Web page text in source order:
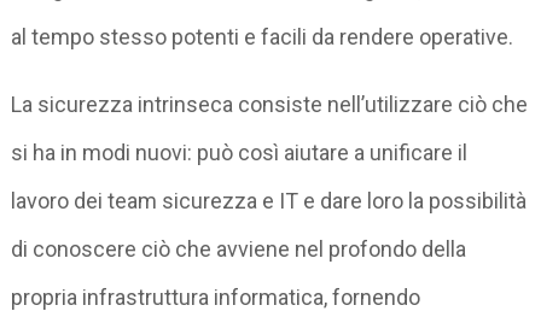
al tempo stesso potenti e facili da rendere operative.
La sicurezza intrinseca consiste nell’utilizzare ciò che
si ha in modi nuovi: può così aiutare a unificare il
lavoro dei team sicurezza e IT e dare loro la possibilità
di conoscere ciò che avviene nel profondo della
propria infrastruttura informatica, fornendo